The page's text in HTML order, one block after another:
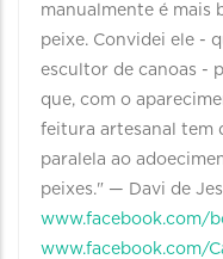
manualmente é mais
peixe. Convidei ele -
escultor de canoas -
que, com o
feitura artesanal tem
paralela ao
peixes." — Davi de
www.facebook.com/
www.facebook.com/